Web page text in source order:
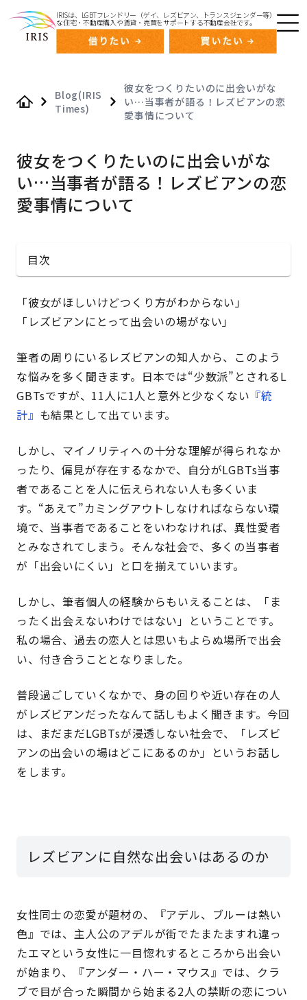
IRISは、LGBTフレンドリー（ゲイ、レズビアン、トランスジェンダー等）
な住宅・不動産購入や賃貸・売買をサポートする不動産会社です。
Blog(IRIS
Times)
彼女をつくりたいのに出会いがな
い…当事者が語る！レズビアンの恋
愛事情について
彼女をつくりたいのに出会いがな
い…当事者が語る！レズビアンの恋
愛事情について
「彼女がほしいけどつくり方がわからない」
「レズビアンにとって出会いの場がない」
筆者の周りにいるレズビアンの知人から、このよう
な悩みを多く聞きます。日本では“少数派”とされるL
GBTsですが、11人に1人と意外と少なくない 『統
計』 も結果として出ています。
しかし、マイノリティへの十分な理解が得られなか
ったり、偏見が存在するなかで、自分がLGBTs当事
者であることを人に伝えられない人も多くいま
す。“あえて”カミングアウトしなければならない環
境で、当事者であることをいわなければ、異性愛者
とみなされてしまう。そんな社会で、多くの当事者
が「出会いにくい」と口を揃えていいます。
しかし、筆者個人の経験からもいえることは、「ま
ったく出会えないわけではない」ということです。
私の場合、過去の恋人とは思いもよらぬ場所で出会
い、付き合うこととなりました。
普段過ごしていくなかで、身の回りや近い存在の人
がレズビアンだったなんて話しもよく聞きます。今回
は、まだまだLGBTsが浸透しない社会で、「レズビ
アンの出会いの場はどこにあるのか」というお話し
をします。
レズビアンに自然な出会いはあるのか
女性同士の恋愛が題材の、『アデル、ブルーは熱い
色』では、主人公のアデルが街でたまたますれ違っ
たエマという女性に一目惚れするところから出会い
が始まり、『アンダー・ハー・マウス』では、クラ
ブで目が合った瞬間から始まる2人の禁断の恋につい
目次